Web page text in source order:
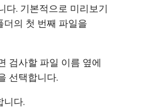
다. 기본적으로 미리보기
더의 첫 번째 파일을
검사할 파일 이름 옆에
선택합니다.
니다.